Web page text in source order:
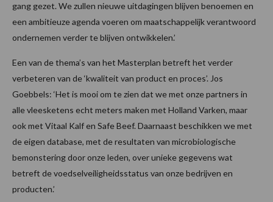
gang gezet. We zullen nieuwe uitdagingen blijven benoemen en
een ambitieuze agenda voeren om maatschappelijk verantwoord
ondernemen verder te blijven ontwikkelen.’
Een van de thema’s van het Masterplan betreft het verder
verbeteren van de ‘kwaliteit van product en proces’. Jos
Goebbels: ‘Het is mooi om te zien dat we met onze partners in
alle vleesketens echt meters maken met Holland Varken, maar
ook met Vitaal Kalf en Safe Beef. Daarnaast beschikken we met
de eigen database, met de resultaten van microbiologische
bemonstering door onze leden, over unieke gegevens wat
betreft de voedselveiligheidsstatus van onze bedrijven en
producten.’